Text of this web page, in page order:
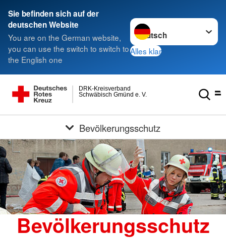
Sie befinden sich auf der
deutschen Website
You are on the German website,
you can use the switch to switch to
the English one
Sprache wechseln zu
Alles klar
Schwäbisch Gmünd e. V.
DRK-Kreisverband
Bevölkerungsschutz
Bevölkerungsschutz